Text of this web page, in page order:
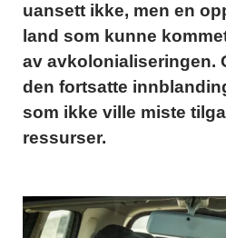
uansett ikke, men en
land som kunne
av avkolonialiseringen.
den fortsatte
som ikke ville miste
ressurser.